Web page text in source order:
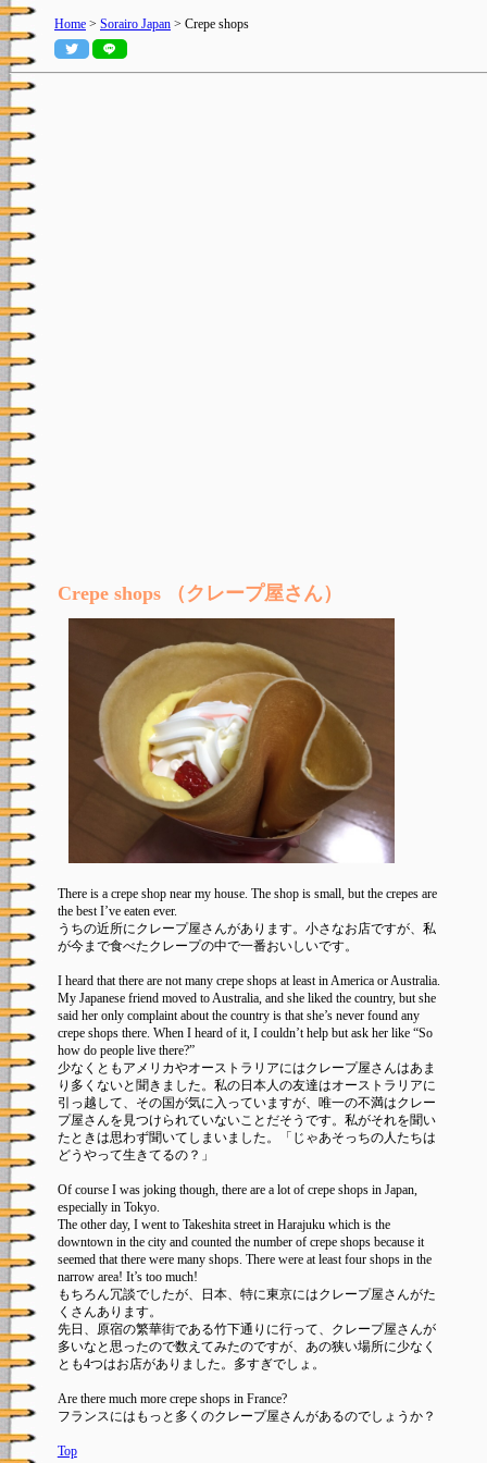
Home > Sorairo Japan > Crepe shops
Crepe shops （クレープ屋さん）
There is a crepe shop near my house. The shop is small, but the crepes are
the best I’ve eaten ever.
うちの近所にクレープ屋さんがあります。小さなお店ですが、私
が今まで食べたクレープの中で一番おいしいです。
I heard that there are not many crepe shops at least in America or Australia.
My Japanese friend moved to Australia, and she liked the country, but she
said her only complaint about the country is that she’s never found any
crepe shops there. When I heard of it, I couldn’t help but ask her like “So
how do people live there?”
少なくともアメリカやオーストラリアにはクレープ屋さんはあま
り多くないと聞きました。私の日本人の友達はオーストラリアに
引っ越して、その国が気に入っていますが、唯一の不満はクレー
プ屋さんを見つけられていないことだそうです。私がそれを聞い
たときは思わず聞いてしまいました。「じゃあそっちの人たちは
どうやって生きてるの？」
Of course I was joking though, there are a lot of crepe shops in Japan,
especially in Tokyo.
The other day, I went to Takeshita street in Harajuku which is the
downtown in the city and counted the number of crepe shops because it
seemed that there were many shops. There were at least four shops in the
narrow area! It’s too much!
もちろん冗談でしたが、日本、特に東京にはクレープ屋さんがた
くさんあります。
先日、原宿の繁華街である竹下通りに行って、クレープ屋さんが
多いなと思ったので数えてみたのですが、あの狭い場所に少なく
とも4つはお店がありました。多すぎでしょ。
Are there much more crepe shops in France?
フランスにはもっと多くのクレープ屋さんがあるのでしょうか？
Top